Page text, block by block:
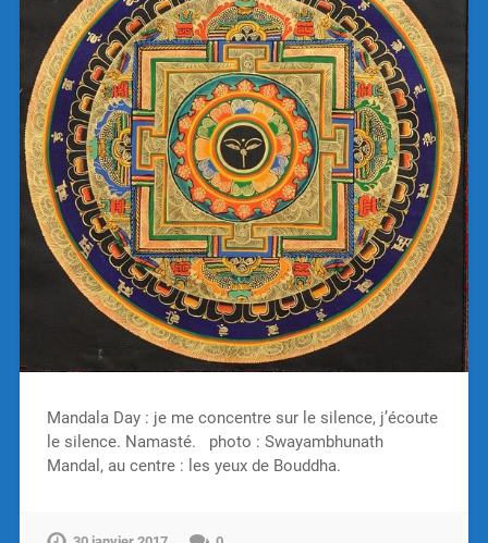
Mandala Day : je me concentre sur le silence, j’écoute
le silence. Namasté. photo : Swayambhunath
Mandal, au centre : les yeux de Bouddha.